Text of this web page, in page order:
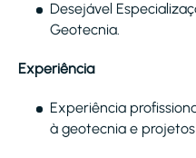
Desejável
Geotecnia.
Experiência
Experiência
à geotecnia e